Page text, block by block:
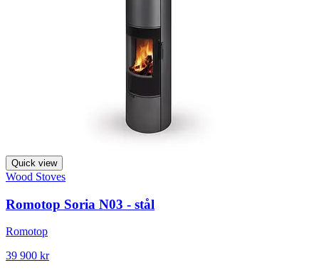
Quick view
Wood Stoves
Romotop Soria N03 - stål
Romotop
39 900 kr